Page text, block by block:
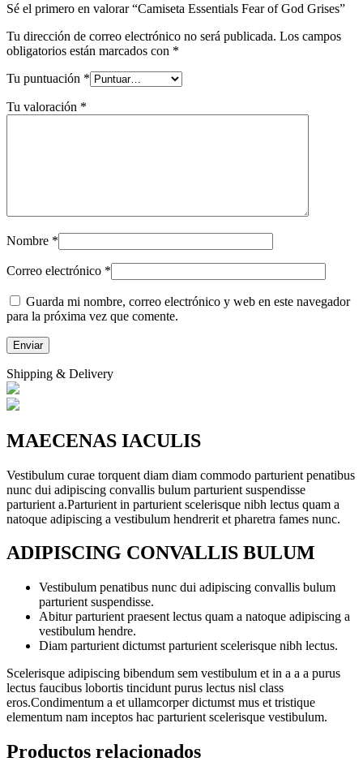
Sé el primero en valorar “Camiseta Essentials Fear of God Grises”
Tu dirección de correo electrónico no será publicada. Los campos
obligatorios están marcados con *
Tu puntuación *
Tu valoración *
Nombre *
Correo electrónico *
Guarda mi nombre, correo electrónico y web en este navegador
para la próxima vez que comente.
Shipping & Delivery
MAECENAS IACULIS
Vestibulum curae torquent diam diam commodo parturient penatibus
nunc dui adipiscing convallis bulum parturient suspendisse
parturient a.Parturient in parturient scelerisque nibh lectus quam a
natoque adipiscing a vestibulum hendrerit et pharetra fames nunc.
ADIPISCING CONVALLIS BULUM
Vestibulum penatibus nunc dui adipiscing convallis bulum
parturient suspendisse.
Abitur parturient praesent lectus quam a natoque adipiscing a
vestibulum hendre.
Diam parturient dictumst parturient scelerisque nibh lectus.
Scelerisque adipiscing bibendum sem vestibulum et in a a a purus
lectus faucibus lobortis tincidunt purus lectus nisl class
eros.Condimentum a et ullamcorper dictumst mus et tristique
elementum nam inceptos hac parturient scelerisque vestibulum.
Productos relacionados